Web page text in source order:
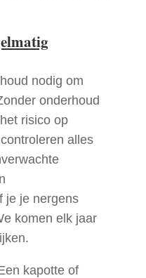
nodig om
onderhoud
risico op
alles
je je nergens
komen elk jaar
kapotte of